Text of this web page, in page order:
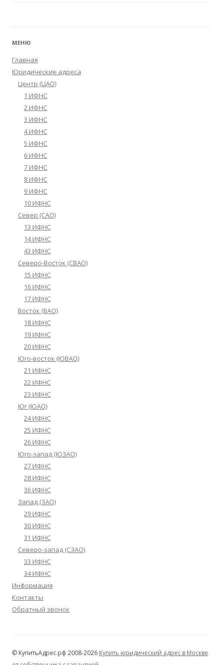
МЕНЮ
Главная
Юридические адреса
Центр (ЦАО)
1 ИФНС
2 ИФНС
3 ИФНС
4 ИФНС
5 ИФНС
6 ИФНС
7 ИФНС
8 ИФНС
9 ИФНС
10 ИФНС
Север (САО)
13 ИФНС
14 ИФНС
43 ИФНС
Северо-Восток (СВАО)
15 ИФНС
16 ИФНС
17 ИФНС
Восток (ВАО)
18 ИФНС
19 ИФНС
20 ИФНС
Юго-восток (ЮВАО)
21 ИФНС
22 ИФНС
23 ИФНС
Юг (ЮАО)
24 ИФНС
25 ИФНС
26 ИФНС
Юго-запад (ЮЗАО)
27 ИФНС
28 ИФНС
36 ИФНС
Запад (ЗАО)
29 ИФНС
30 ИФНС
31 ИФНС
Северо-запад (СЗАО)
33 ИФНС
34 ИФНС
Информация
Контакты
Обратный звонок
© КупитьАдрес.рф 2008-2026 Купить юридический адрес в Москве